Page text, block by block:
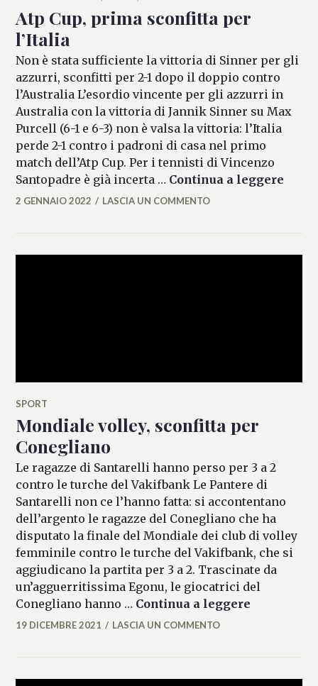
Atp Cup, prima sconfitta per
l’Italia
Non è stata sufficiente la vittoria di Sinner per gli
azzurri, sconfitti per 2-1 dopo il doppio contro
l’Australia L’esordio vincente per gli azzurri in
Australia con la vittoria di Jannik Sinner su Max
Purcell (6-1 e 6-3) non è valsa la vittoria: l’Italia
perde 2-1 contro i padroni di casa nel primo
match dell’Atp Cup. Per i tennisti di Vincenzo
Santopadre è già incerta … Continua a leggere
MARIANNA
2 GENNAIO 2022 LASCIA UN COMMENTO
SPORT
Mondiale volley, sconfitta per
Conegliano
Le ragazze di Santarelli hanno perso per 3 a 2
contro le turche del Vakifbank Le Pantere di
Santarelli non ce l’hanno fatta: si accontentano
dell’argento le ragazze del Conegliano che ha
disputato la finale del Mondiale dei club di volley
femminile contro le turche del Vakifbank, che si
aggiudicano la partita per 3 a 2. Trascinate da
un’agguerritissima Egonu, le giocatrici del
Conegliano hanno … Continua a leggere
MARIANNA
19 DICEMBRE 2021 LASCIA UN COMMENTO